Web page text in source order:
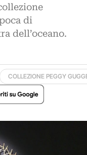
di
dell’oceano.
COLLEZIONE PEGGY